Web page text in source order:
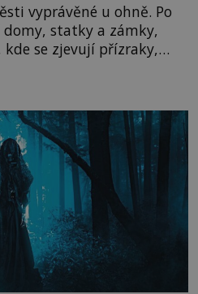
vyprávěné u ohně. Po
statky a zámky,
se zjevují přízraky,
nebo se dějí podivné
podobná svědectví po
opakující se svědectví